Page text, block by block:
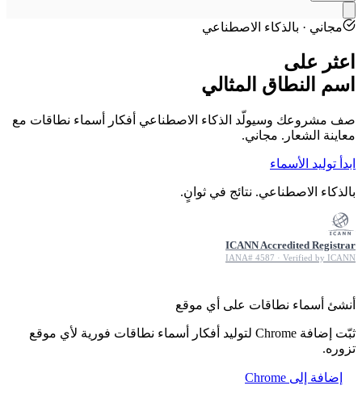
مجاني · بالذكاء الاصطناعي
اعثر على
اسم النطاق المثالي
صف مشروعك وسيولّد الذكاء الاصطناعي أفكار أسماء نطاقات مع
معاينة الشعار. مجاني.
ابدأ توليد الأسماء
بالذكاء الاصطناعي. نتائج في ثوانٍ.
ICANN Accredited Registrar
IANA# 4587 · Verified by ICANN
أنشئ أسماء نطاقات على أي موقع
ثبّت إضافة Chrome لتوليد أفكار أسماء نطاقات فورية لأي موقع
تزوره.
إضافة إلى Chrome